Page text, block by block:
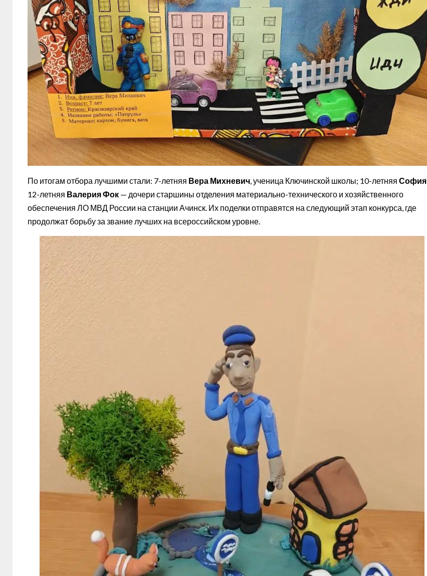
По итогам отбора лучшими стали: 7-летняя Вера Михневич , ученица Ключинской школы; 10-летняя София
12-летняя Валерия Фок — дочери старшины отделения материально-технического и хозяйственного
обеспечения ЛО МВД России на станции Ачинск. Их поделки отправятся на следующий этап конкурса, где
продолжат борьбу за звание лучших на всероссийском уровне.